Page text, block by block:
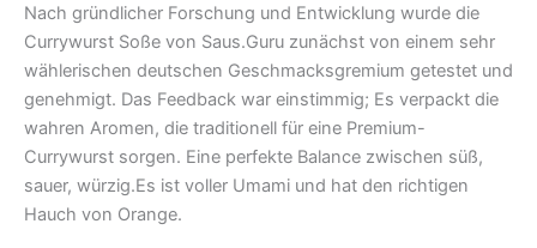
Nach gründlicher Forschung und Entwicklung wurde die
Currywurst Soße von Saus.Guru zunächst von einem sehr
wählerischen deutschen Geschmacksgremium getestet und
genehmigt. Das Feedback war einstimmig; Es verpackt die
wahren Aromen, die traditionell für eine Premium-
Currywurst sorgen. Eine perfekte Balance zwischen süß,
sauer, würzig.Es ist voller Umami und hat den richtigen
Hauch von Orange.